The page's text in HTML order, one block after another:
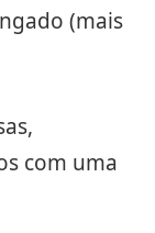
(mais
com uma